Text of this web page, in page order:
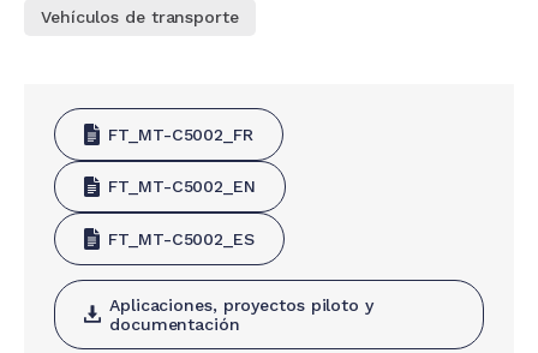
Vehículos de transporte
FT_MT-C5002_FR
FT_MT-C5002_EN
FT_MT-C5002_ES
Aplicaciones, proyectos piloto y
documentación